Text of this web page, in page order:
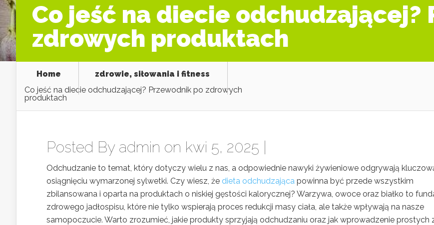
Co jeść na diecie odchudzającej?
zdrowych produktach
Home
zdrowie, siłowania i fitness
Co jeść na diecie odchudzającej? Przewodnik po zdrowych
produktach
Posted By admin on kwi 5, 2025 |
Odchudzanie to temat, który dotyczy wielu z nas, a odpowiednie nawyki żywieniowe odgrywają
osiągnięciu wymarzonej sylwetki. Czy wiesz, że dieta odchudzająca powinna być przede wszystkim
zbilansowana i oparta na produktach o niskiej gęstości kalorycznej? Warzywa, owoce oraz białko to
zdrowego jadłospisu, które nie tylko wspierają proces redukcji masy ciała, ale także wpływają na nasze
samopoczucie. Warto zrozumieć, jakie produkty sprzyjają odchudzaniu oraz jak wprowadzenie prostych